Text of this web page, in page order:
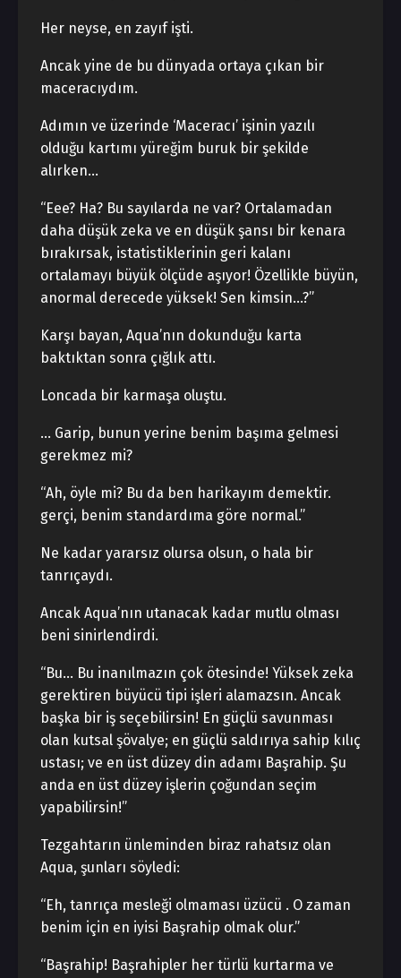
Her neyse, en zayıf işti.
Ancak yine de bu dünyada ortaya çıkan bir
maceracıydım.
Adımın ve üzerinde ‘Maceracı’ işinin yazılı
olduğu kartımı yüreğim buruk bir şekilde
alırken…
“Eee? Ha? Bu sayılarda ne var? Ortalamadan
daha düşük zeka ve en düşük şansı bir kenara
bırakırsak, istatistiklerinin geri kalanı
ortalamayı büyük ölçüde aşıyor! Özellikle büyün,
anormal derecede yüksek! Sen kimsin…?”
Karşı bayan, Aqua’nın dokunduğu karta
baktıktan sonra çığlık attı.
Loncada bir karmaşa oluştu.
… Garip, bunun yerine benim başıma gelmesi
gerekmez mi?
“Ah, öyle mi? Bu da ben harikayım demektir.
gerçi, benim standardıma göre normal.”
Ne kadar yararsız olursa olsun, o hala bir
tanrıçaydı.
Ancak Aqua’nın utanacak kadar mutlu olması
beni sinirlendirdi.
“Bu… Bu inanılmazın çok ötesinde! Yüksek zeka
gerektiren büyücü tipi işleri alamazsın. Ancak
başka bir iş seçebilirsin! En güçlü savunması
olan kutsal şövalye; en güçlü saldırıya sahip kılıç
ustası; ve en üst düzey din adamı Başrahip. Şu
anda en üst düzey işlerin çoğundan seçim
yapabilirsin!”
Tezgahtarın ünleminden biraz rahatsız olan
Aqua, şunları söyledi:
“Eh, tanrıça mesleği olmaması üzücü . O zaman
benim için en iyisi Başrahip olmak olur.”
“Başrahip! Başrahipler her türlü kurtarma ve